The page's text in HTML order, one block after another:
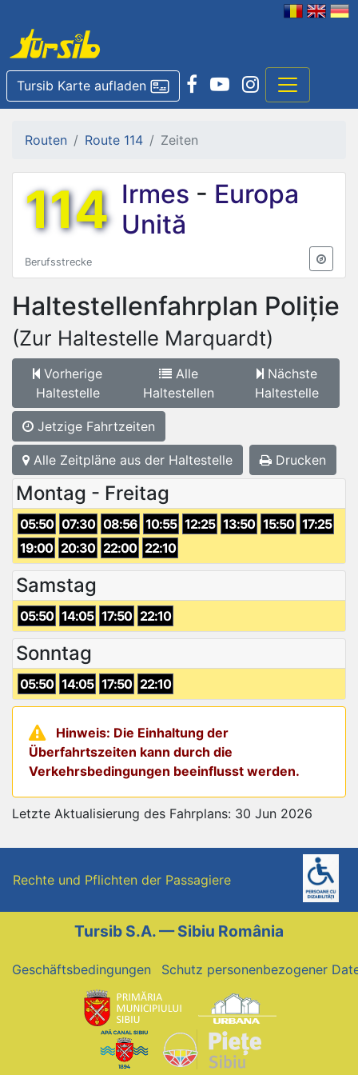
Tursib Karte aufladen
Routen Route 114 Zeiten
114 Irmes - Europa
Unită
Berufsstrecke
Haltestellenfahrplan Poliție
(Zur Haltestelle Marquardt)
Vorherige
Haltestelle
Alle
Haltestellen
Nächste
Haltestelle
Jetzige Fahrtzeiten
Alle Zeitpläne aus der Haltestelle Drucken
Montag - Freitag
05:50 07:30 08:56 10:55 12:25 13:50 15:50 17:25
19:00 20:30 22:00 22:10
Samstag
05:50 14:05 17:50 22:10
Sonntag
05:50 14:05 17:50 22:10
Hinweis: Die Einhaltung der
Überfahrtszeiten kann durch die
Verkehrsbedingungen beeinflusst werden.
Letzte Aktualisierung des Fahrplans: 30 Jun 2026
Rechte und Pflichten der Passagiere
Tursib S.A. — Sibiu România
Geschäftsbedingungen Schutz personenbezogener